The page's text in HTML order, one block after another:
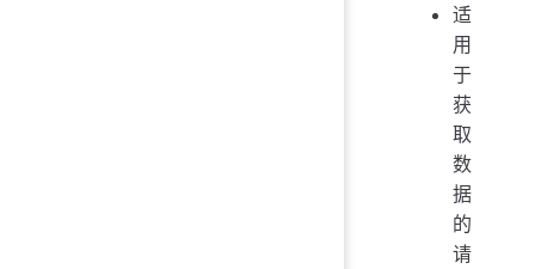
适
用
于
获
取
数
据
的
请